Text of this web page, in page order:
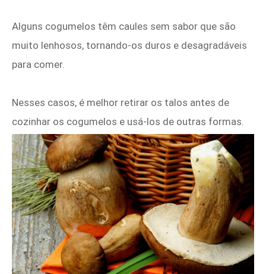
Alguns cogumelos têm caules sem sabor que são
muito lenhosos, tornando-os duros e desagradáveis ​​
para comer.
Nesses casos, é melhor retirar os talos antes de
cozinhar os cogumelos e usá-los de outras formas.